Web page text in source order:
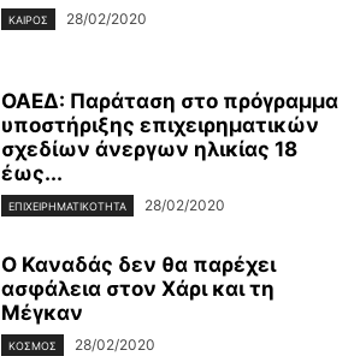
ΚΑΙΡΌΣ 28/02/2020
ΟΑΕΔ: Παράταση στο πρόγραμμα
υποστήριξης επιχειρηματικών
σχεδίων άνεργων ηλικίας 18
έως...
ΕΠΙΧΕΙΡΗΜΑΤΙΚΌΤΗΤΑ 28/02/2020
Ο Καναδάς δεν θα παρέχει
ασφάλεια στον Χάρι και τη
Μέγκαν
ΚΌΣΜΟΣ 28/02/2020